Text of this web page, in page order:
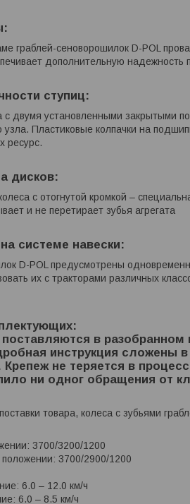
граблей-сеноворошилок D-POL
дополнительную надежность
ступиц:
с двумя установленными закрытыми
узла. Пластиковые колпачки на
ресурс.
дисков:
с отогнутой кромкой –
и не перетирает зубья агрегата
системе навески:
D-POL предусмотрены
их с тракторами различных
в
инструкция сложены
не теряется в
ни одног обращения от
товара, колеса с зубьями
3700/3200/1200
3700/2900/1200
6.0 – 12.0 км/ч
6.0 – 8.5 км/ч